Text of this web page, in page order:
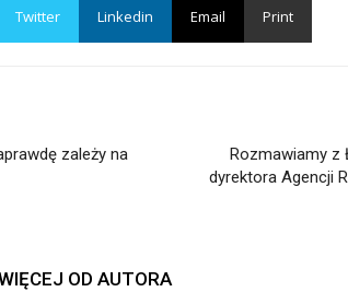
Twitter Linkedin Email Print
zależy na
Rozmawiamy z
dyrektora Agencji
OD AUTORA